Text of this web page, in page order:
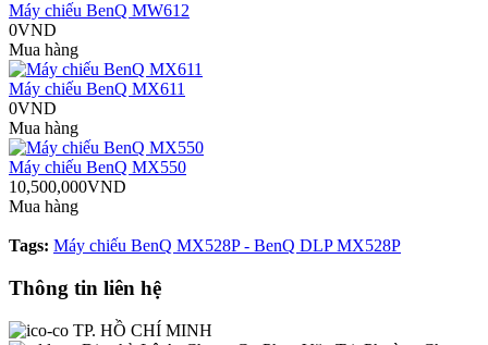
Máy chiếu BenQ MW612
0VND
Mua hàng
Máy chiếu BenQ MX611
0VND
Mua hàng
Máy chiếu BenQ MX550
10,500,000VND
Mua hàng
Tags: Máy chiếu BenQ MX528P - BenQ DLP MX528P
Thông tin liên hệ
TP. HỒ CHÍ MINH